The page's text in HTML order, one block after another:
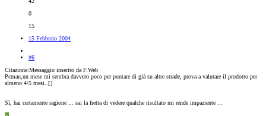
0
15
15 Febbraio 2004
#6
Citazione:Messaggio inserito da F.Web
Pcman,un mese mi sembra davvero poco per puntare di già su altre strade, prova a valutare il prodotto per
almeno 4/5 mesi..[]
Sì, hai certamente ragione ... sai la fretta di vedere qualche risultato mi rende impaziente ...